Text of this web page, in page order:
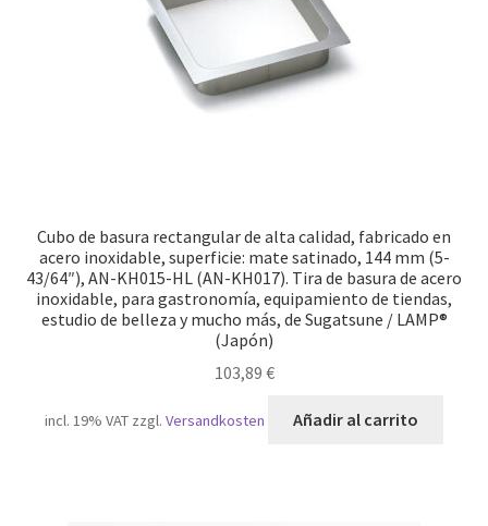
Cubo de basura rectangular de alta calidad, fabricado en
acero inoxidable, superficie: mate satinado, 144 mm (5-
43/64″), AN-KH015-HL (AN-KH017). Tira de basura de acero
inoxidable, para gastronomía, equipamiento de tiendas,
estudio de belleza y mucho más, de Sugatsune / LAMP®
(Japón)
103,89 €
incl. 19% VAT zzgl.Versandkosten Añadir al carrito